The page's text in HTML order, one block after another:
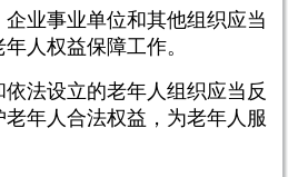
业事业单位和其他组织应当
人权益保障工作。
法设立的老年人组织应当反
年人合法权益，为老年人服